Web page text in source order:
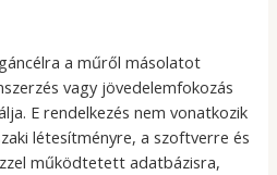
a műről másolatot
vagy jövedelemfokozás
E rendelkezés nem vonatkozik
létesítményre, a szoftverre és
működtetett adatbázisra,